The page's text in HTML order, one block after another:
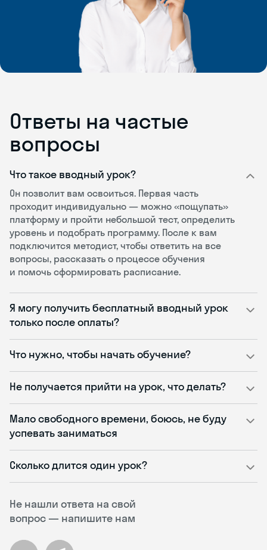
Ответы на частые
вопросы
Не нашли ответа на свой
вопрос — напишите нам
Что такое вводный урок?
Он позволит вам освоиться. Первая часть
проходит индивидуально — можно «пощупать»
платформу и пройти небольшой тест, определить
уровень и подобрать программу. После к вам
подключится методист, чтобы ответить на все
вопросы, рассказать о процессе обучения
и помочь сформировать расписание.
Я могу получить бесплатный вводный урок
только после оплаты?
Что нужно, чтобы начать обучение?
Не получается прийти на урок, что делать?
Мало свободного времени, боюсь, не буду
успевать заниматься
Сколько длится один урок?